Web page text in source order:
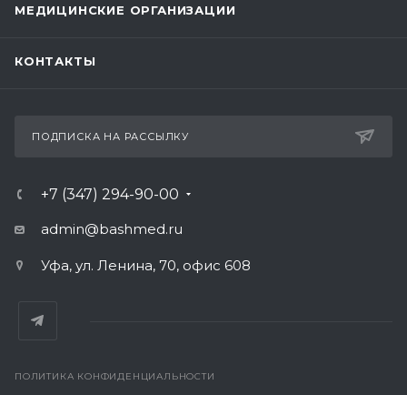
МЕДИЦИНСКИЕ ОРГАНИЗАЦИИ
КОНТАКТЫ
ПОДПИСКА НА РАССЫЛКУ
+7 (347) 294-90-00
admin@bashmed.ru
Уфа, ул. Ленина, 70, офис 608
ПОЛИТИКА КОНФИДЕНЦИАЛЬНОСТИ